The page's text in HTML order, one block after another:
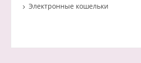
Электронные кошельки